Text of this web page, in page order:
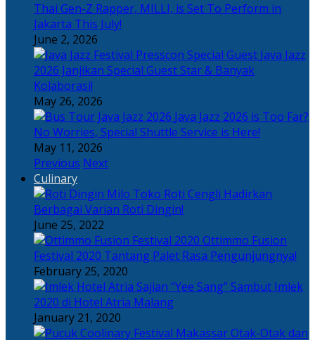
Thai Gen-Z Rapper, MILLI, is Set To Perform in
Jakarta This July!
June 2, 2026
Java Jazz
2026 Janjikan Special Guest Star & Banyak
Kolaborasi!
May 26, 2026
Java Jazz 2026 is Too Far?
No Worries, Special Shuttle Service is Here!
May 11, 2026
Previous Next
Culinary
Toko Roti Cengli Hadirkan
Berbagai Varian Roti Dingin!
June 25, 2022
Ottimmo Fusion
Festival 2020 Tantang Palet Rasa Pengunjungnya!
February 25, 2020
Sajian “Yee Sang” Sambut Imlek
2020 di Hotel Atria Malang
January 21, 2020
Otak-Otak dan